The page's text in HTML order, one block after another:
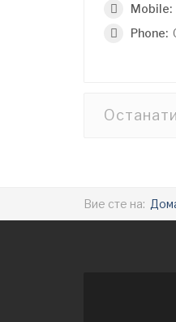
Mobile:
Phone:
Вие сте на: